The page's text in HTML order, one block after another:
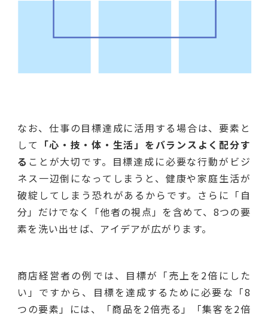
なお、仕事の目標達成に活用する場合は、要素と
して 「心・技・体・生活」をバランスよく配分す
る ことが大切です。目標達成に必要な行動がビジ
ネス一辺倒になってしまうと、健康や家庭生活が
破綻してしまう恐れがあるからです。さらに「自
分」だけでなく「他者の視点」を含めて、8つの要
素を洗い出せば、アイデアが広がります。
商店経営者の例では、目標が「売上を2倍にした
い」ですから、目標を達成するために必要な「8
つの要素」には、「商品を2倍売る」「集客を2倍